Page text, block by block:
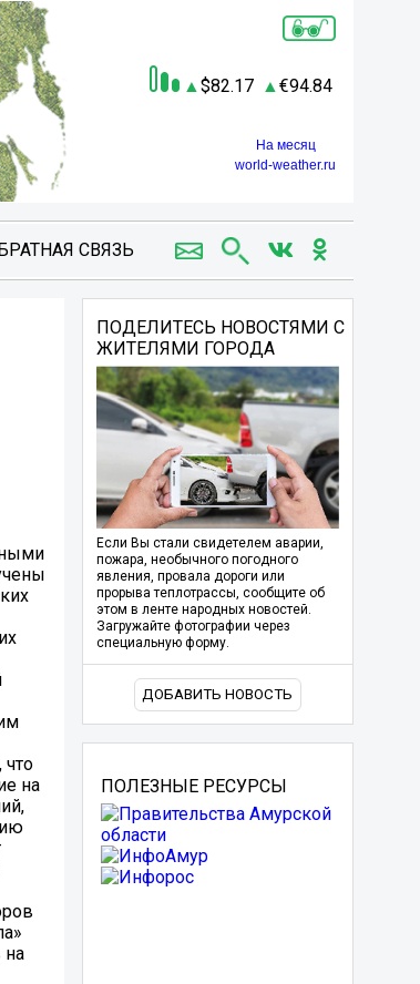
82.17 94.84
На месяц
world-weather.ru
СВЯЗЬ
на
на
ПОДЕЛИТЕСЬ НОВОСТЯМИ С
ЖИТЕЛЯМИ ГОРОДА
Если Вы стали свидетелем аварии,
пожара, необычного погодного
явления, провала дороги или
прорыва теплотрассы, сообщите об
этом в ленте народных новостей.
Загружайте фотографии через
специальную форму.
ДОБАВИТЬ НОВОСТЬ
ПОЛЕЗНЫЕ РЕСУРСЫ